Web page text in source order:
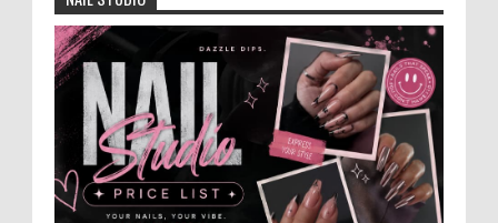
Ternak Gratis ‎
‎BLORA – Wakil Bupati Blora Hj. Sri
Setyorini menghadiri Rapat Anggota Tahunan (RAT)
Kelompok Tani Hutan (KTH) Masjid Baitur Mulyo yang
dig...
Anggota Karang Taruna Urunan Demi
Nobar Indonesia Lawan Vietnam